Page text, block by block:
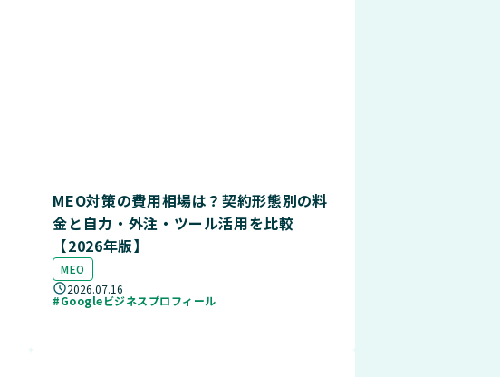
MEO対策の費用相場は？契約形態別の料
金と自力・外注・ツール活用を比較
【2026年版】
MEO
2026.07.16
#Googleビジネスプロフィール